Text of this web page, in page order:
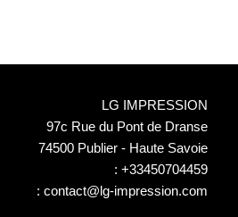
protecteur adapté
Suivi de colis en
Service après-vente
LG IMPRESSION
97c Rue du Pont de Dranse
74500 Publier - Haute Savoie
: +33450704459
: contact@lg-impression.com